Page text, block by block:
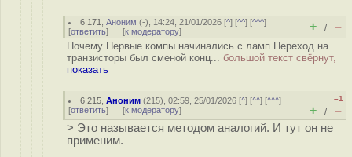
6.171 ,Аноним (-), 14:24, 21/01/2026 [^] [^^] [^^^]
[ответить] [к модератору] + / –
Почему Первые компы начинались с ламп Переход на
транзисторы был сменой конц... большой текст свёрнут,
показать
6.215 ,Аноним (215), 02:59, 25/01/2026 [^] [^^] [^^^]
[ответить] [к модератору]
–1
+ / –
> Это называется методом аналогий. И тут он не
применим.